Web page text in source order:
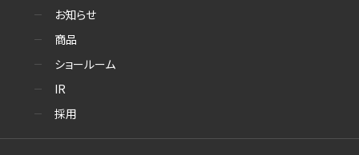
お知らせ
商品
ショールーム
IR
採用